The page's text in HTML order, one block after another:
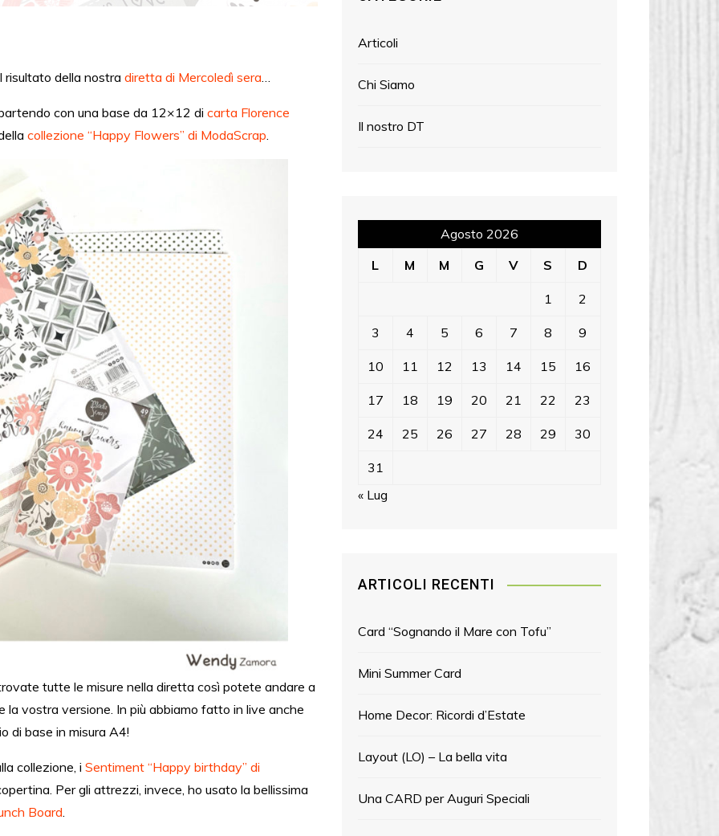
risultato della nostra diretta di Mercoledì sera…
con una base da 12×12 di carta Florence
collezione “Happy Flowers” di ModaScrap.
tutte le misure nella diretta così potete andare a
vostra versione. In più abbiamo fatto in live anche
di base in misura A4!
collezione, i Sentiment “Happy birthday” di
Per gli attrezzi, invece, ho usato la bellissima
Board.
Articoli
Chi Siamo
Il nostro DT
Agosto 2026
L
M M G V S D
1 2
3 4 5 6 7 8 9
10 11 12 13 14 15 16
17 18 19 20 21 22 23
24 25 26 27 28 29 30
31
« Lug
ARTICOLI RECENTI
Card “Sognando il Mare con Tofu”
Mini Summer Card
Home Decor: Ricordi d’Estate
Layout (LO) – La bella vita
Una CARD per Auguri Speciali